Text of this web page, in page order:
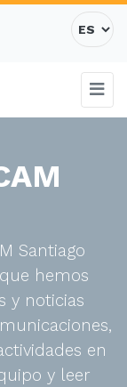
Santiago
hemos
y noticias
en
y leer